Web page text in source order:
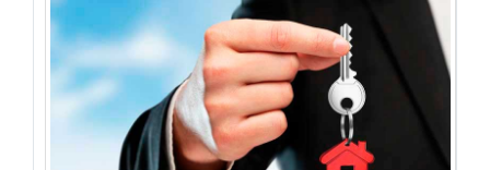
Contenido temÃ¡tico * FÃ­sica * Magnitudes y
unidades * HidrÃ¡ulica y pÃ©rdida de carga * El Calor
* TransmisiÃ³n y efectos del calor * Electricidad *
Conceptos...